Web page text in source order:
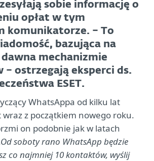
sobie informację o
opłat w tym
komunikatorze. – To
bazująca na
mechanizmie
– ostrzegają eksperci ds.
ESET.
WhatsAppa od kilku lat
z początkiem nowego roku.
on podobnie jak w latach
Od soboty rano WhatsApp będzie
co najmniej 10 kontaktów, wyślij